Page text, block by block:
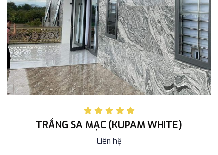
TRẮNG SA MẠC (KUPAM WHITE)
Liên hệ